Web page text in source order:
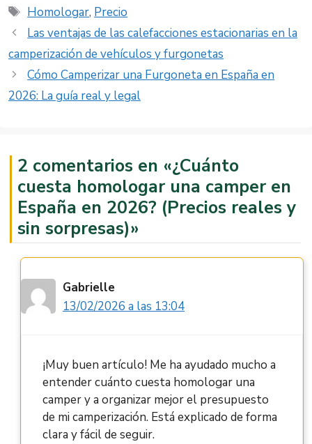
Etiquetas
Homologar, Precio
Las ventajas de las calefacciones estacionarias en la
camperización de vehículos y furgonetas
Cómo Camperizar una Furgoneta en España en
2026: La guía real y legal
2 comentarios en «¿Cuánto
cuesta homologar una camper en
España en 2026? (Precios reales y
sin sorpresas)»
Gabrielle
13/02/2026 a las 13:04
¡Muy buen artículo! Me ha ayudado mucho a
entender cuánto cuesta homologar una
camper y a organizar mejor el presupuesto
de mi camperización. Está explicado de forma
clara y fácil de seguir.